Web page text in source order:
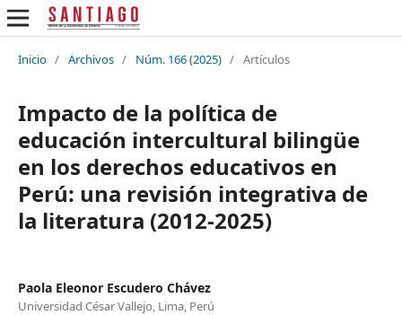
Inicio / Archivos / Núm. 166 (2025) / Artículos
Impacto de la política de
educación intercultural bilingüe
en los derechos educativos en
Perú: una revisión integrativa de
la literatura (2012-2025)
Paola Eleonor Escudero Chávez
Universidad César Vallejo, Lima, Perú